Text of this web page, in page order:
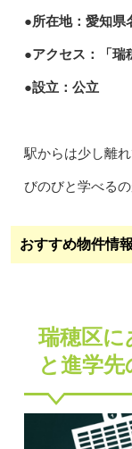
●所在地：愛知県
●アクセス：「瑞
●設立：公立
駅からは少し離
びのびと学べるの
おすすめ物件情報
瑞穂区に
と進学先